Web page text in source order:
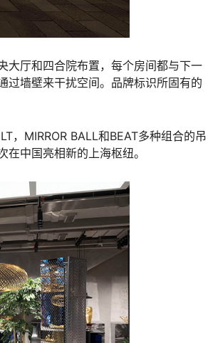
大厅和四合院布置，每个房间都与下一
过墙壁来干扰空间。品牌标识所固有的
，MIRROR BALL和BEAT多种组合的吊
中国亮相新的上海枢纽。